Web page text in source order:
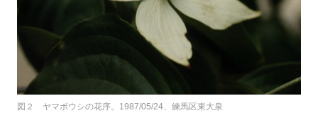
図２ ヤマボウシの花序。1987/05/24、練馬区東大泉